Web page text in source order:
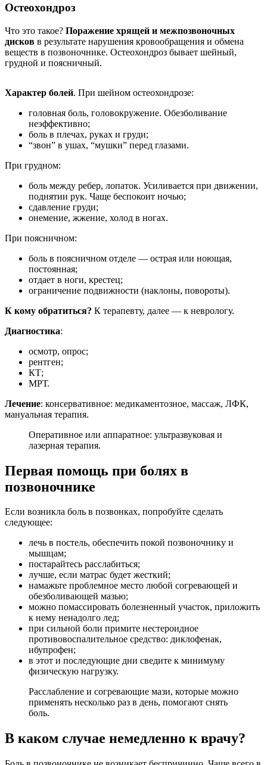
Остеохондроз
Что это такое? Поражение хрящей и межпозвоночных
дисков в результате нарушения кровообращения и обмена
веществ в позвоночнике. Остеохондроз бывает шейный,
грудной и поясничный.
Характер болей. При шейном остеохондрозе:
головная боль, головокружение. Обезболивание
неэффективно;
боль в плечах, руках и груди;
“звон” в ушах, “мушки” перед глазами.
При грудном:
боль между ребер, лопаток. Усиливается при движении,
поднятии рук. Чаще беспокоит ночью;
сдавление груди;
онемение, жжение, холод в ногах.
При поясничном:
боль в поясничном отделе — острая или ноющая,
постоянная;
отдает в ноги, крестец;
ограничение подвижности (наклоны, повороты).
К кому обратиться? К терапевту, далее — к неврологу.
Диагностика:
осмотр, опрос;
рентген;
КТ;
МРТ.
Лечение: консервативное: медикаментозное, массаж, ЛФК,
мануальная терапия.
Оперативное или аппаратное: ультразвуковая и
лазерная терапия.
Первая помощь при болях в
позвоночнике
Если возникла боль в позвонках, попробуйте сделать
следующее:
лечь в постель, обеспечить покой позвоночнику и
мышцам;
постарайтесь расслабиться;
лучше, если матрас будет жесткий;
намажьте проблемное место любой согревающей и
обезболивающей мазью;
можно помассировать болезненный участок, приложить
к нему ненадолго лед;
при сильной боли примите нестероидное
противовоспалительное средство: диклофенак,
ибупрофен;
в этот и последующие дни сведите к минимуму
физическую нагрузку.
Расслабление и согревающие мази, которые можно
применять несколько раз в день, помогают снять
боль.
В каком случае немедленно к врачу?